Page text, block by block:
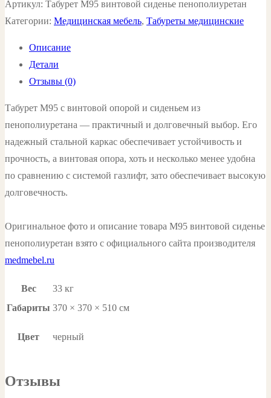
Табурет
М95
сиденье
пенополиуретан
черный
Артикул: Табурет М95 винтовой сиденье пенополиуретан
Категории: Медицинская мебель, Табуреты медицинские
Описание
Детали
Отзывы (0)
Табурет М95 с винтовой опорой и сиденьем из
пенополиуретана — практичный и долговечный выбор. Его
надежный стальной каркас обеспечивает устойчивость и
прочность, а винтовая опора, хоть и несколько менее удобна
по сравнению с системой газлифт, зато обеспечивает высокую
долговечность.
Оригинальное фото и описание товара М95 винтовой сиденье
пенополиуретан взято с официального сайта производителя
medmebel.ru
Вес
33 кг
Габариты 370 × 370 × 510 см
Цвет черный
Отзывы